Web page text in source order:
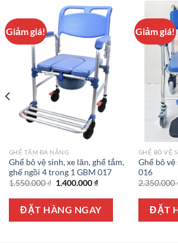
Giảm giá!
GHẾ TẮM ĐA NĂNG
Ghế bô vệ sinh, xe lăn, ghế tắm,
ghế ngồi 4 trong 1 GBM 017
1.550.000₫ Giá
là:
1.550.000 ₫.
1.400.000₫Giá
tại
là:
1.400.000 ₫.
ĐẶT HÀNG NGAY
Giảm giá!
GHẾ BÔ VỆ
Ghế bô vệ
016
2.350.000
ĐẶT